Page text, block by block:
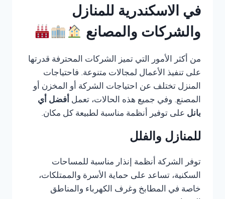
في الاسكندرية للمنازل
والشركات والمصانع
من أكثر الأمور التي تميز الشركات المحترفة قدرتها
على تنفيذ الأعمال لمجالات متنوعة. فاحتياجات
المنزل تختلف عن احتياجات الشركة أو المخزن أو
المصنع. وفي جميع هذه الحالات، تعمل أفضل أي
بانل على توفير أنظمة مناسبة لطبيعة كل مكان.
للمنازل والفلل
توفر الشركة أنظمة إنذار مناسبة للمساحات
السكنية، تساعد على حماية الأسرة والممتلكات،
خاصة في المطابخ وغرف الكهرباء والمناطق